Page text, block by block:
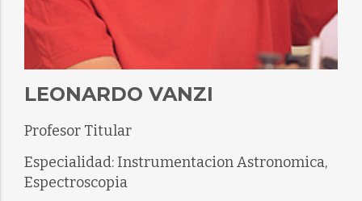
LEONARDO VANZI
Profesor Titular
Especialidad: Instrumentacion Astronomica,
Espectroscopia